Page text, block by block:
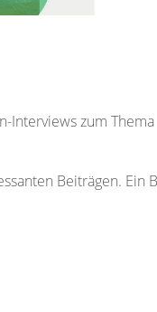
Interviews zum Thema
Beiträgen. Ein